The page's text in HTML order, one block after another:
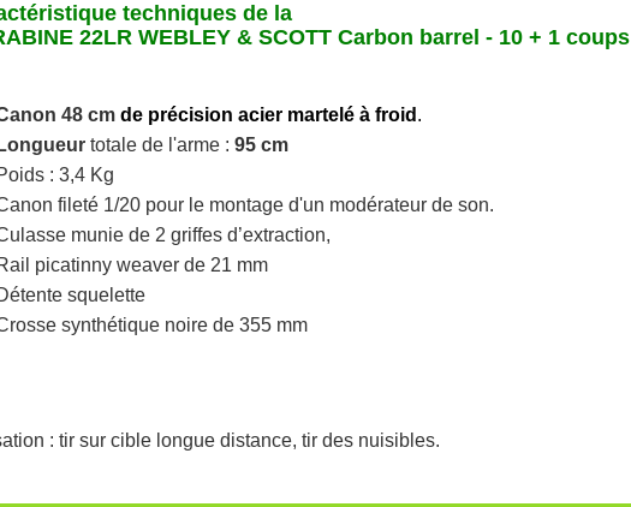
techniques de la
22LR WEBLEY & SCOTT Carbon barrel - 10 + 1 coups
48 cm de précision acier martelé à froid .
totale de l'arme : 95 cm
: 3,4 Kg
fileté 1/20 pour le montage d'un modérateur de son.
munie de 2 griffes d’extraction,
picatinny weaver de 21 mm
squelette
synthétique noire de 355 mm
: tir sur cible longue distance, tir des nuisibles.